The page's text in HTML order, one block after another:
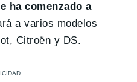
ha comenzado a
a varios modelos
Citroën y DS.